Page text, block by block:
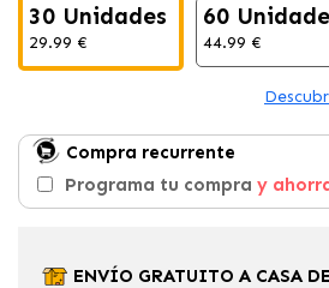
30 Unidades
29.99 €
60
44.99 €
Compra recurrente
Programa tu compra y
ENVÍO GRATUITO A CASA